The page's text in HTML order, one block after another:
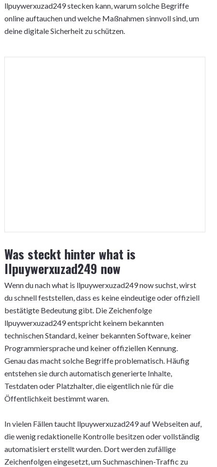
llpuywerxuzad249 stecken kann, warum solche Begriffe
online auftauchen und welche Maßnahmen sinnvoll sind, um
deine digitale Sicherheit zu schützen.
Was steckt hinter what is
llpuywerxuzad249 now
Wenn du nach what is llpuywerxuzad249 now suchst, wirst
du schnell feststellen, dass es keine eindeutige oder offiziell
bestätigte Bedeutung gibt. Die Zeichenfolge
llpuywerxuzad249 entspricht keinem bekannten
technischen Standard, keiner bekannten Software, keiner
Programmiersprache und keiner offiziellen Kennung.
Genau das macht solche Begriffe problematisch. Häufig
entstehen sie durch automatisch generierte Inhalte,
Testdaten oder Platzhalter, die eigentlich nie für die
Öffentlichkeit bestimmt waren.
In vielen Fällen taucht llpuywerxuzad249 auf Webseiten auf,
die wenig redaktionelle Kontrolle besitzen oder vollständig
automatisiert erstellt wurden. Dort werden zufällige
Zeichenfolgen eingesetzt, um Suchmaschinen-Traffic zu